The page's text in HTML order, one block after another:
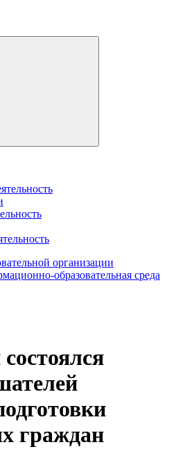
организации
образовательная среда
граждан